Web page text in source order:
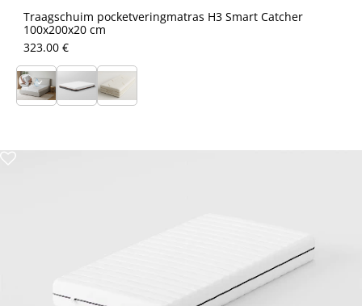
Traagschuim pocketveringmatras H3 Smart Catcher
100x200x20 cm
323.00 €